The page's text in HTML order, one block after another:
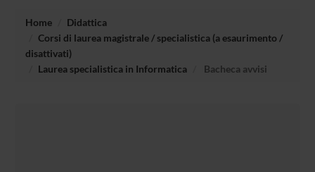
Home
Didattica
Corsi di laurea magistrale / specialistica (a esaurimento /
disattivati)
Laurea specialistica in Informatica
Bacheca avvisi